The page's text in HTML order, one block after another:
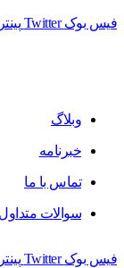
فیس بوک Twitter
وبلاگ
خبرنامه
تماس با ما
سوالات متداول
فیس بوک Twitter